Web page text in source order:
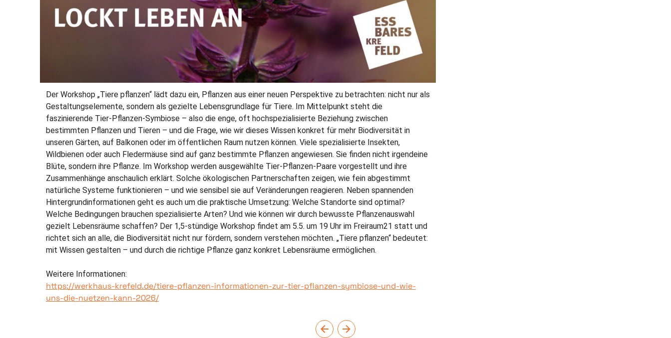
Der Workshop „Tiere pflanzen“ lädt dazu ein, Pflanzen aus einer neuen Perspektive zu betrachten: nicht nur als
Gestaltungselemente, sondern als gezielte Lebensgrundlage für Tiere. Im Mittelpunkt steht die
faszinierende Tier-Pflanzen-Symbiose – also die enge, oft hochspezialisierte Beziehung zwischen
bestimmten Pflanzen und Tieren – und die Frage, wie wir dieses Wissen konkret für mehr Biodiversität in
unseren Gärten, auf Balkonen oder im öffentlichen Raum nutzen können. Viele spezialisierte Insekten,
Wildbienen oder auch Fledermäuse sind auf ganz bestimmte Pflanzen angewiesen. Sie finden nicht irgendeine
Blüte, sondern ihre Pflanze. Im Workshop werden ausgewählte Tier-Pflanzen-Paare vorgestellt und ihre
Zusammenhänge anschaulich erklärt. Solche ökologischen Partnerschaften zeigen, wie fein abgestimmt
natürliche Systeme funktionieren – und wie sensibel sie auf Veränderungen reagieren. Neben spannenden
Hintergrundinformationen geht es auch um die praktische Umsetzung: Welche Standorte sind optimal?
Welche Bedingungen brauchen spezialisierte Arten? Und wie können wir durch bewusste Pflanzenauswahl
gezielt Lebensräume schaffen? Der 1,5-stündige Workshop findet am 5.5. um 19 Uhr im Freiraum21 statt und
richtet sich an alle, die Biodiversität nicht nur fördern, sondern verstehen möchten. „Tiere pflanzen“ bedeutet:
mit Wissen gestalten – und durch die richtige Pflanze ganz konkret Lebensräume ermöglichen.
Weitere Informationen:
https://werkhaus-krefeld.de/tiere-pflanzen-informationen-zur-tier-pflanzen-symbiose-und-wie-
uns-die-nuetzen-kann-2026/